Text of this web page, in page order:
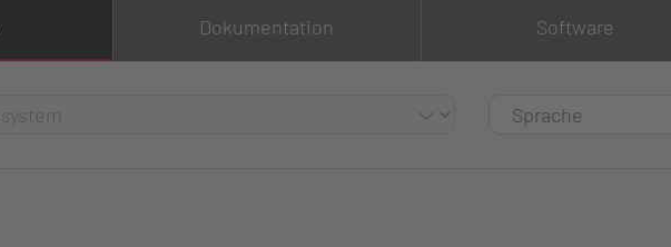
Dokumentation Software